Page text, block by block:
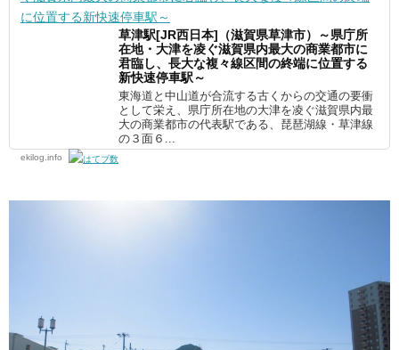
草津駅[JR西日本]（滋賀県草津市）～県庁所
在地・大津を凌ぐ滋賀県内最大の商業都市に
君臨し、長大な複々線区間の終端に位置する
新快速停車駅～
東海道と中山道が合流する古くからの交通の要衝
として栄え、県庁所在地の大津を凌ぐ滋賀県内最
大の商業都市の代表駅である、琵琶湖線・草津線
の３面６...
ekilog.info